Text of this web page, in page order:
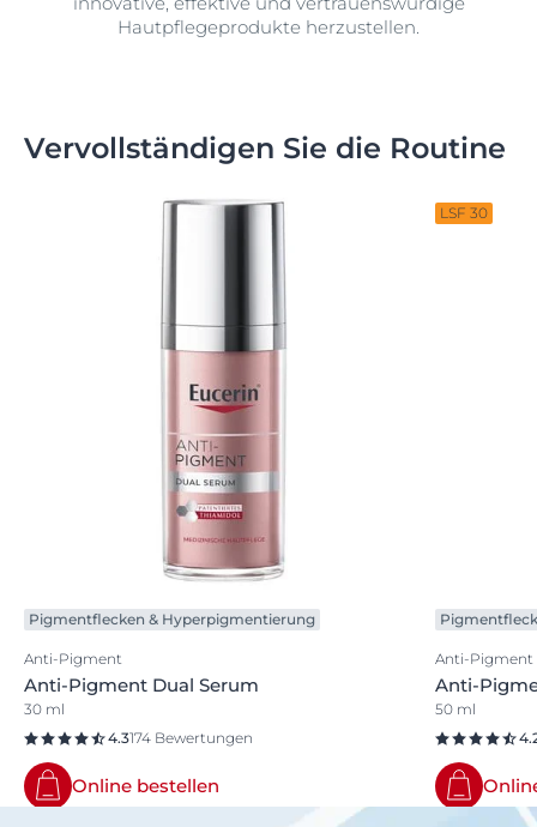
Hautpflegeprodukte herzustellen.
Vervollständigen Sie die Routine
Pigmentflecken & Hyperpigmentierung
Anti-Pigment
Anti-Pigment Dual Serum
30 ml
4.3174 Bewertungen
Online bestellen
LSF 30
Anti-Pigment
Anti-
50 ml